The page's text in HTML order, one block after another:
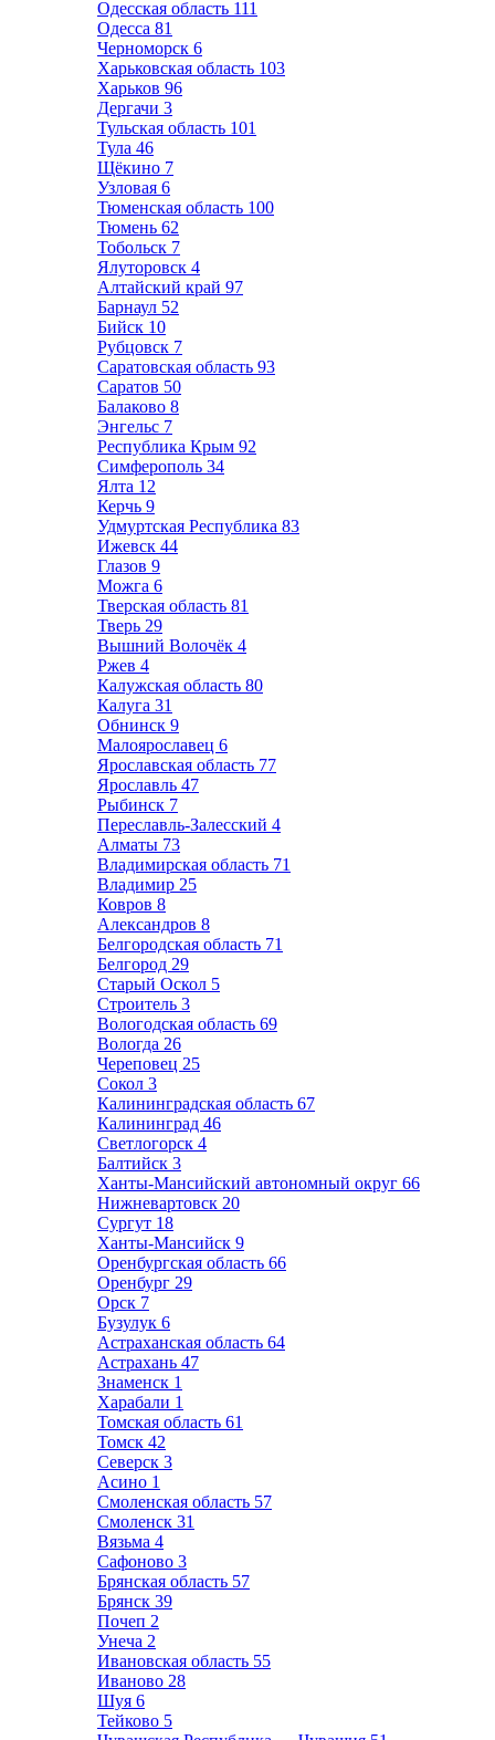
Одесская область 111
Одесса 81
Черноморск 6
Харьковская область 103
Харьков 96
Дергачи 3
Тульская область 101
Тула 46
Щёкино 7
Узловая 6
Тюменская область 100
Тюмень 62
Тобольск 7
Ялуторовск 4
Алтайский край 97
Барнаул 52
Бийск 10
Рубцовск 7
Саратовская область 93
Саратов 50
Балаково 8
Энгельс 7
Республика Крым 92
Симферополь 34
Ялта 12
Керчь 9
Удмуртская Республика 83
Ижевск 44
Глазов 9
Можга 6
Тверская область 81
Тверь 29
Вышний Волочёк 4
Ржев 4
Калужская область 80
Калуга 31
Обнинск 9
Малоярославец 6
Ярославская область 77
Ярославль 47
Рыбинск 7
Переславль-Залесский 4
Алматы 73
Владимирская область 71
Владимир 25
Ковров 8
Александров 8
Белгородская область 71
Белгород 29
Старый Оскол 5
Строитель 3
Вологодская область 69
Вологда 26
Череповец 25
Сокол 3
Калининградская область 67
Калининград 46
Светлогорск 4
Балтийск 3
Ханты-Мансийский автономный округ 66
Нижневартовск 20
Сургут 18
Ханты-Мансийск 9
Оренбургская область 66
Оренбург 29
Орск 7
Бузулук 6
Астраханская область 64
Астрахань 47
Знаменск 1
Харабали 1
Томская область 61
Томск 42
Северск 3
Асино 1
Смоленская область 57
Смоленск 31
Вязьма 4
Сафоново 3
Брянская область 57
Брянск 39
Почеп 2
Унеча 2
Ивановская область 55
Иваново 28
Шуя 6
Тейково 5